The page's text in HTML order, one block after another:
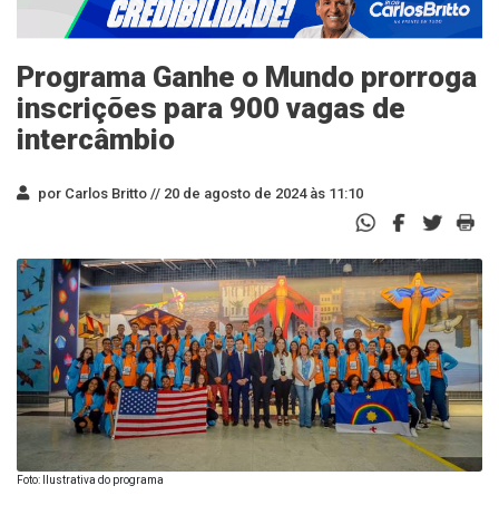
Programa Ganhe o Mundo prorroga
inscrições para 900 vagas de
intercâmbio
por Carlos Britto // 20 de agosto de 2024 às 11:10
Foto: Ilustrativa do programa